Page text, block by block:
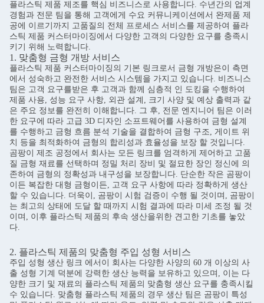
플라스틱 제품 제조를 핵심 비즈니스로 사용합니다. 수년간의 업계
경험과 전문 팀을 통해 고객에게 수요 커뮤니케이션에서 완제품 제
공에 이르기까지 고품질의 전체 프로세스 서비스를 제공하여 플라
스틱 제품 커스터마이징에서 다양한 고객의 다양한 요구를 충족시
키기 위해 노력합니다.
1. 맞춤형 금형 개방 서비스
플라스틱 제품 커스터마이징의 기본 링크로서 금형 개방은이 측면
에서 성숙하고 완전한 서비스 시스템을 가지고 있습니다. 비즈니스
팀은 고객 요구를받은 후 고객과 함께 심층적 인 도킹을 수행하여
제품 사용, 성능 요구 사항, 외관 ​​설계, 크기 사양 및 예상 출력과 같
은 주요 정보를 완전히 이해합니다. 그 후, 전문 엔지니어 팀은 이러
한 요구에 따라 고급 3D 디자인 소프트웨어를 사용하여 금형 설계
를 수행하고 금형 흐름 분석 기술을 결합하여 금형 구조, 게이트 위
치 등을 최적화하여 금형의 합리성과 효율성을 보장 할 것입니다.
곰팡이 제조 공정에서 회사는 모든 링크를 엄격하게 제어하고 고품
질 금형 재료를 선택하며 정밀 처리 장비 및 절묘한 장인 정신에 의
존하여 금형의 정확성과 내구성을 보장합니다. 단순한 작은 곰팡이
이든 복잡한 대형 금형이든, 고객 요구 사항에 따라 정확하게 생산
할 수 있습니다. 더욱이, 곰팡이 시험 검증이 수행 될 것이며, 곰팡이
는 최고의 상태에 도달 할 때까지 시험 결과에 따라 미세 조정 될 것
이며, 이후 플라스틱 제품의 후속 생산을위한 견고한 기초를 놓았
다.
2. 플라스틱 제품의 맞춤형 주입 성형 서비스
주입 성형 생산 링크 에서이 회사는 다양한 사양의 60 개 이상의 사
출 성형 기계 덕분에 강력한 생산 능력을 보유하고 있으며, 이는 다
양한 크기 및 재료의 플라스틱 제품의 맞춤형 생산 요구를 충족시킬
수 있습니다. 맞춤형 플라스틱 제품의 경우 생산 팀은 곰팡이 특성